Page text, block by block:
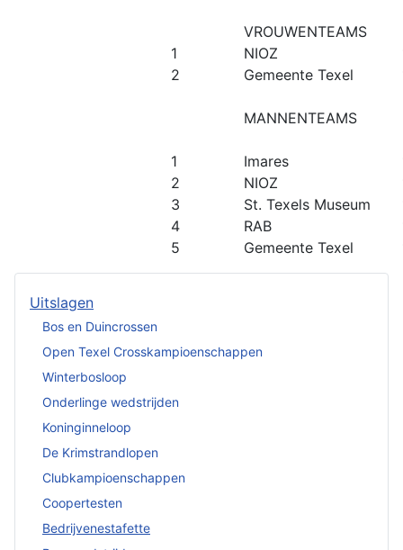
VROUWENTEAMS
1
NIOZ
2
Gemeente Texel
MANNENTEAMS
1 Imares
2
NIOZ
3
St. Texels Museum
4
RAB
5
Gemeente Texel
Uitslagen
Bos en Duincrossen
Open Texel Crosskampioenschappen
Winterbosloop
Onderlinge wedstrijden
Koninginneloop
De Krimstrandlopen
Clubkampioenschappen
Coopertesten
Bedrijvenestafette